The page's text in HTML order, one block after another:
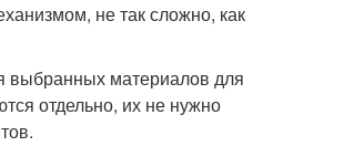
не так сложно, как
выбранных материалов для
отдельно, их не нужно